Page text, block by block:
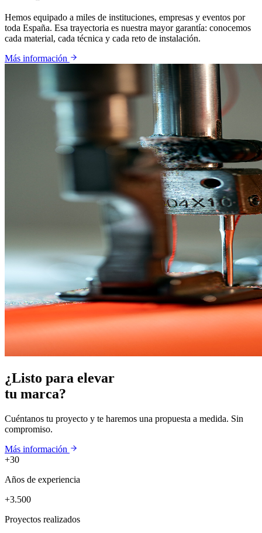
Hemos equipado a miles de instituciones, empresas y eventos por
toda España. Esa trayectoria es nuestra mayor garantía: conocemos
cada material, cada técnica y cada reto de instalación.
Más información
¿Listo para elevar
tu marca?
Cuéntanos tu proyecto y te haremos una propuesta a medida. Sin
compromiso.
Más información
+30
Años de experiencia
+3.500
Proyectos realizados